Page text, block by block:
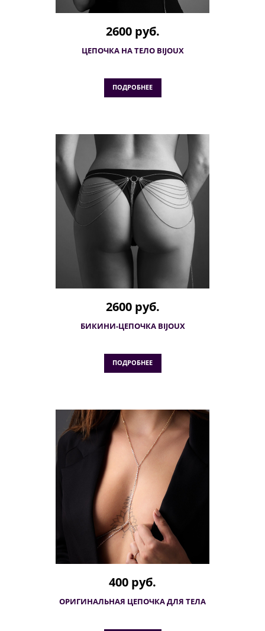
2600 руб.
ЦЕПОЧКА НА ТЕЛО BIJOUX
ПОДРОБНЕЕ
2600 руб.
БИКИНИ-ЦЕПОЧКА BIJOUX
ПОДРОБНЕЕ
400 руб.
ОРИГИНАЛЬНАЯ ЦЕПОЧКА ДЛЯ ТЕЛА